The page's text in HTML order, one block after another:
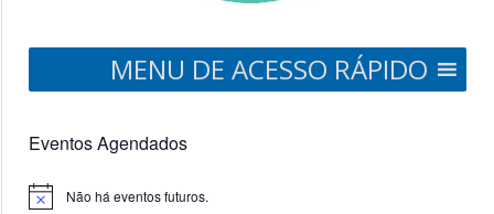
MENU DE ACESSO RÁPIDO
Eventos Agendados
Notice Não há eventos futuros.